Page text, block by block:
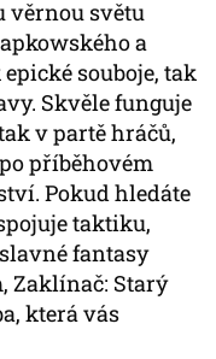
věrnou světu
a
souboje, tak
Skvěle funguje
v partě hráčů,
příběhovém
Pokud hledáte
taktiku,
fantasy
Zaklínač: Starý
která vás